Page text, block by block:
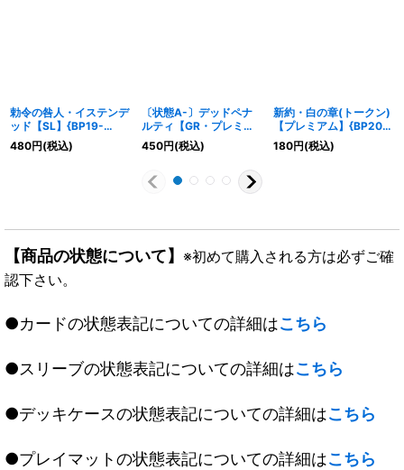
勅令の咎人・イステンデ
ッド【SL】{BP19-
SL18}《ナイトメア》
480円(税込)
〔状態A-〕デッドペナ
ルティ【GR・プレミア
ム】{BP11-P17}《ナイ
トメア》
450円(税込)
新約・白の章(トークン)
【プレミアム】{BP20-
P62}《ウィッチ》
180円(税込)
【商品の状態について】 ※初めて購入される方は必ずご確
認下さい。
●カードの状態表記についての詳細はこちら
●スリーブの状態表記についての詳細はこちら
●デッキケースの状態表記についての詳細はこちら
●プレイマットの状態表記についての詳細はこちら